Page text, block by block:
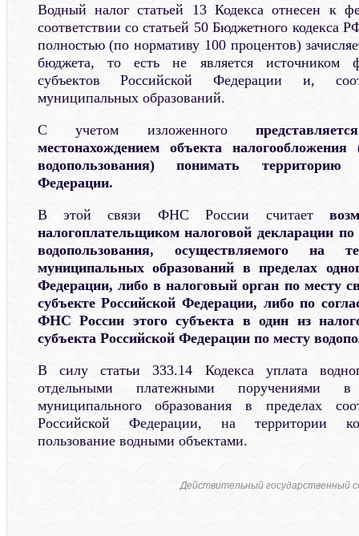
Водный налог статьей 13 Кодекса отнесен к
соответствии со статьей 50 Бюджетного
полностью (по нормативу 100 процентов)
бюджета, то есть не является источником
субъектов Российской Федерации и,
муниципальных образований.
С учетом изложенного
местонахождением объекта налогообложения
водопользования) понимать территорию
Федерации.
В этой связи ФНС России считает
налогоплательщиком налоговой декларации
водопользования, осуществляемого на
муниципальных образований в пределах
Федерации, либо в налоговый орган по месту
субъекте Российской Федерации, либо по
ФНС России этого субъекта в один из
субъекта Российской Федерации по месту
В силу статьи 333.14 Кодекса уплата
отдельными платежными поручениями
муниципального образования в пределах
Российской Федерации, на территории
пользование водными объектами.
Действительный государственный